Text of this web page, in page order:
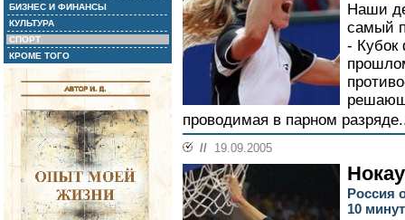
БИЗНЕС И ФИНАНСЫ
КУЛЬТУРА
СПОРТ
КРОМЕ ТОГО
Наши
самый
- Кубок
проводимая в парном
// 19.09.2005
Россия
10 минут